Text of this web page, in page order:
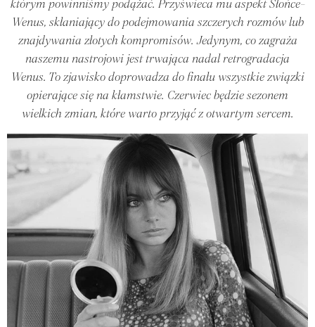
którym powinniśmy podążać. Przyświeca mu aspekt Słońce-
Wenus, skłaniający do podejmowania szczerych rozmów lub
znajdywania złotych kompromisów. Jedynym, co zagraża
naszemu nastrojowi jest trwająca nadal retrogradacja
Wenus. To zjawisko doprowadza do finału wszystkie związki
opierające się na kłamstwie. Czerwiec będzie sezonem
wielkich zmian, które warto przyjąć z otwartym sercem.